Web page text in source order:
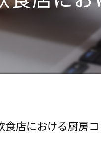
食店における厨房